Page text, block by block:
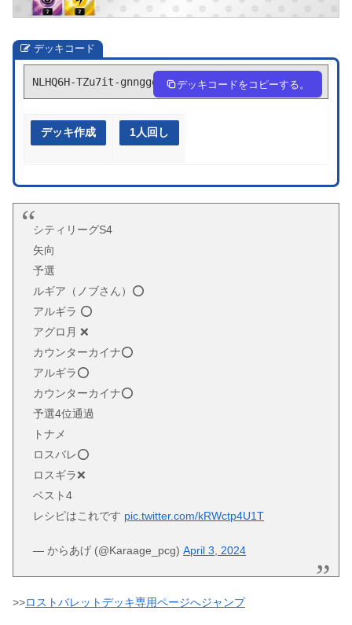
デッキコード
NLHQ6H-TZu7it-gnnggg デッキコードをコピーする。
デッキ作成 1人回し
シティリーグS4
矢向
予選
ルギア（ノブさん）️⭕️
アルギラ ️⭕️
アグロ月 ❌
カウンターカイナ️⭕️
アルギラ️⭕️
カウンターカイナ️⭕️
予選4位通過
トナメ
ロスバレ️⭕️
ロスギラ❌
ベスト4
レシピはこれです pic.twitter.com/kRWctp4U1T
— からあげ (@Karaage_pcg)April 3, 2024
>>ロストバレットデッキ専用ページへジャンプ